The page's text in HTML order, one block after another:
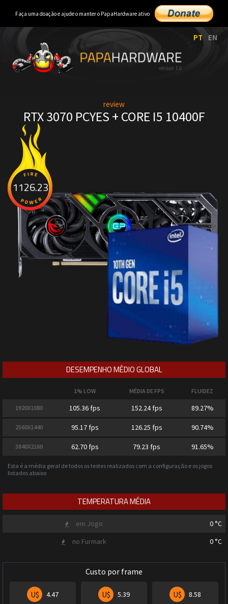
Faça uma doação e ajude o manter o PapaHardware ativo
PT EN
review
RTX 3070 PCYES + CORE I5 10400F
1126.23
DESEMPENHO MÉDIO GLOBAL
1% LOW MÉDIA DE FPS FLUIDEZ
1920X1080 105.36 fps 152.24 fps 89.27%
2560X1440 95.17 fps 126.25 fps 90.74%
3840X2160 62.70 fps 79.23 fps 91.65%
Esta é a média geral de todos os testes realizados com a configuração e os jogos
listados abaixo
TEMPERATURA MÉDIA
em Jogo 0 °C
no Furmark
0 °C
Custo por frame
U$
4.47
U$
5.39
U$
8.58